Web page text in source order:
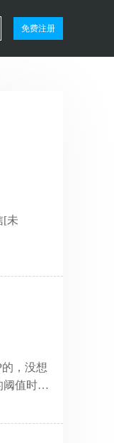
免费注册
[未
，没想
值时，
友弄错